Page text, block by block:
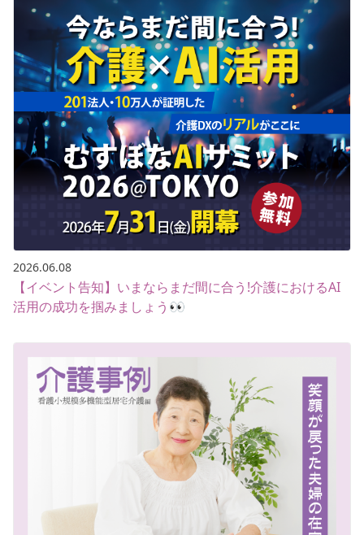
2026.06.08
【イベント告知】いまならまだ間に合う!介護におけるAI
活用の成功を掴みましょう👀